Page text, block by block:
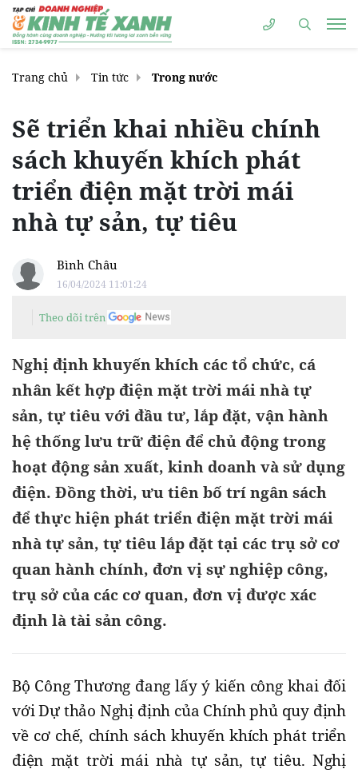
Trang chủ Tin tức Trong nước
Sẽ triển khai nhiều chính
sách khuyến khích phát
triển điện mặt trời mái
nhà tự sản, tự tiêu
Bình Châu
16/04/2024 11:01:24
Theo dõi trên
Nghị định khuyến khích các tổ chức, cá
nhân kết hợp điện mặt trời mái nhà tự
sản, tự tiêu với đầu tư, lắp đặt, vận hành
hệ thống lưu trữ điện để chủ động trong
hoạt động sản xuất, kinh doanh và sử dụng
điện. Đồng thời, ưu tiên bố trí ngân sách
để thực hiện phát triển điện mặt trời mái
nhà tự sản, tự tiêu lắp đặt tại các trụ sở cơ
quan hành chính, đơn vị sự nghiệp công,
trụ sở của các cơ quan, đơn vị được xác
định là tài sản công.
Bộ Công Thương đang lấy ý kiến công khai đối
với Dự thảo Nghị định của Chính phủ quy định
về cơ chế, chính sách khuyến khích phát triển
điện mặt trời mái nhà tự sản, tự tiêu. Nghị